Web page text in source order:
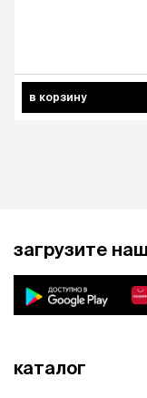
в корзину
загрузите
каталог